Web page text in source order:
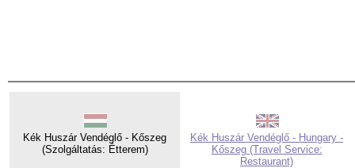
Kék Huszár Vendéglő - Kőszeg
(Szolgáltatás: Étterem)
Kék Huszár Vendéglő - Hungary -
Kőszeg (Travel Service:
Restaurant)